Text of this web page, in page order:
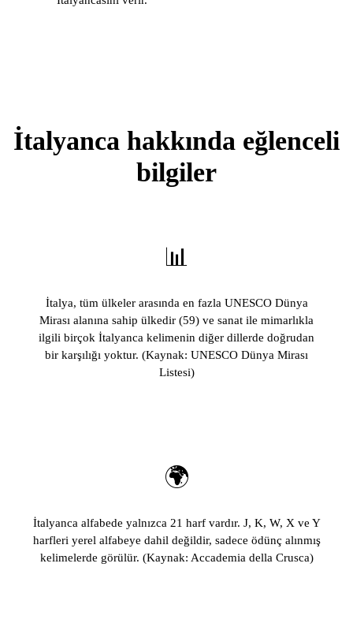
İtalyanca hakkında eğlenceli
bilgiler
📊
İtalya, tüm ülkeler arasında en fazla UNESCO Dünya
Mirası alanına sahip ülkedir (59) ve sanat ile mimarlıkla
ilgili birçok İtalyanca kelimenin diğer dillerde doğrudan
bir karşılığı yoktur. (Kaynak: UNESCO Dünya Mirası
Listesi)
🌍
İtalyanca alfabede yalnızca 21 harf vardır. J, K, W, X ve Y
harfleri yerel alfabeye dahil değildir, sadece ödünç alınmış
kelimelerde görülür. (Kaynak: Accademia della Crusca)